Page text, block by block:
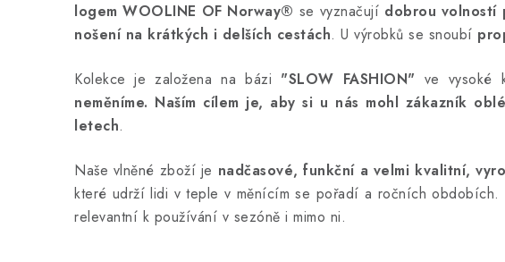
logem WOOLINE OF Norway® se vyznačují dobrou volností
nošení na krátkých i delších cestách. U výrobků se snoubí
Kolekce je založena na bázi "SLOW FASHION" ve vysoké
neměníme. Naším cílem je, aby si u nás mohl zákazník
letech.
Naše vlněné zboží je nadčasové, funkční a velmi kvalitní,
které udrží lidi v teple v měnícím se pořadí a ročních obdobích.
relevantní k používání v sezóně i mimo ni.